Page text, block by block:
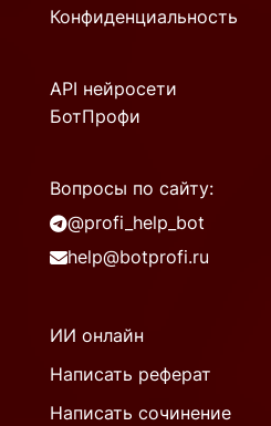
Конфиденциальность
API нейросети
БотПрофи
Вопросы по сайту:
@profi_help_bot
help@botprofi.ru
ИИ онлайн
Написать реферат
Написать сочинение